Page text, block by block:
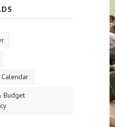
Budget